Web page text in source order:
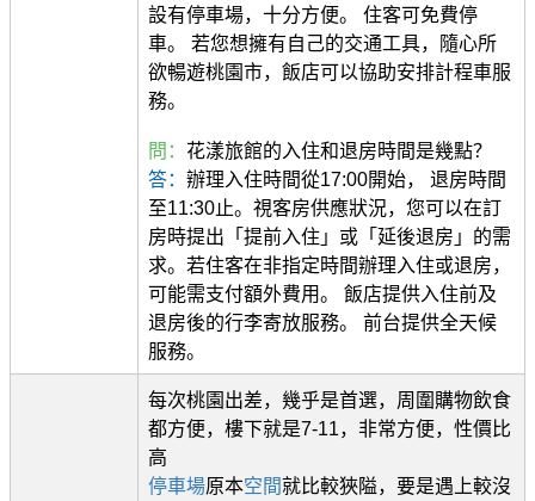
設有停車場，十分方便。 住客可免費停
車。 若您想擁有自己的交通工具，隨心所
欲暢遊桃園市，飯店可以協助安排計程車服
務。
問： 花漾旅館的入住和退房時間是幾點？
答： 辦理入住時間從17:00開始， 退房時間
至11:30止。視客房供應狀況，您可以在訂
房時提出「提前入住」或「延後退房」的需
求。若住客在非指定時間辦理入住或退房，
可能需支付額外費用。 飯店提供入住前及
退房後的行李寄放服務。 前台提供全天候
服務。
每次桃園出差，幾乎是首選，周圍購物飲食
都方便，樓下就是7-11，非常方便，性價比
高
停車場原本空間就比較狹隘，要是遇上較沒